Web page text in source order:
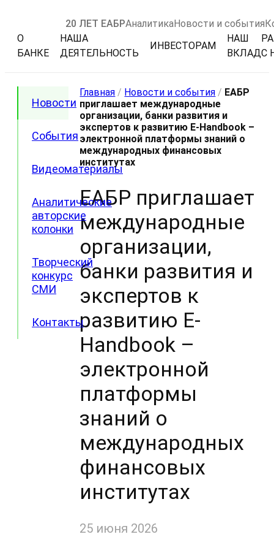
20 ЛЕТ ЕАБРАналитикаНовости и события
О
БАНКЕ
НАША
ДЕЯТЕЛЬНОСТЬ
ИНВЕСТОРАМ
НАШ
ВКЛАДС
Новости
События
Видеоматериалы
Аналитические
авторские
колонки
Творческий
конкурс
СМИ
Контакты
Главная / Новости и события / ЕАБР
приглашает международные
организации, банки развития и
экспертов к развитию E-Handbook –
электронной платформы знаний о
международных финансовых
институтах
ЕАБР приглашает
международные
организации,
банки развития и
экспертов к
развитию E-
Handbook –
электронной
платформы
знаний о
международных
финансовых
институтах
25 июня 2026